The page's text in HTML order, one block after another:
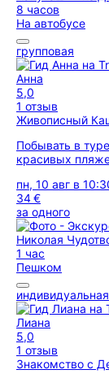
8 часов
На автобусе
групповая
Анна
5,0
1 отзыв
Живописный
Побывать в
красивых
пн, 10 авг в
34 €
за одного
1 час
Пешком
индивидуальная
Лиана
5,0
1 отзыв
Знакомство с